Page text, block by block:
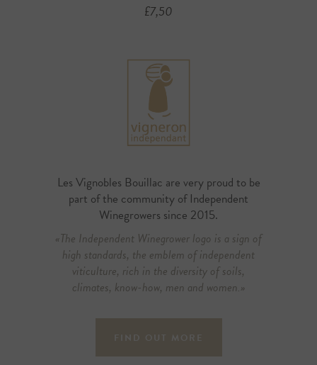
£7,50
Les Vignobles Bouillac are very proud to be
part of the community of Independent
Winegrowers since 2015.
«The Independent Winegrower logo is a sign of
high standards, the emblem of independent
viticulture, rich in the diversity of soils,
climates, know-how, men and women.»
FIND OUT MORE